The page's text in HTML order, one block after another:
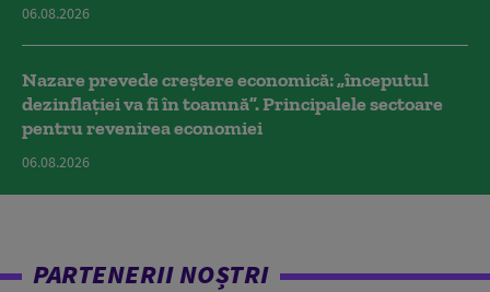
06.08.2026
Nazare prevede creștere economică: „începutul
dezinflației va fi în toamnă”. Principalele sectoare
pentru revenirea economiei
06.08.2026
PARTENERII NOȘTRI